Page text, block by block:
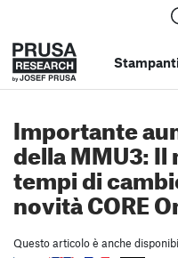
Importante
della MMU3: Il
tempi di
novità CORE
Questo articolo è anche